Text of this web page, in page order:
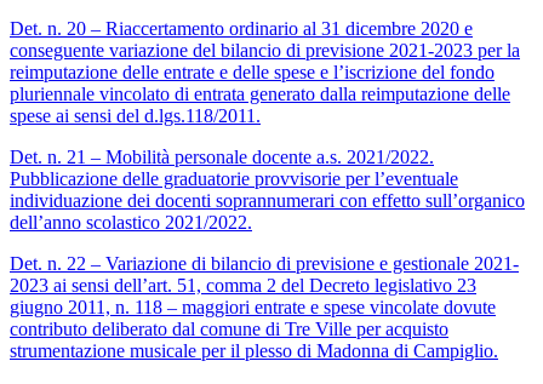
Det. n. 20 – Riaccertamento ordinario al 31 dicembre 2020 e
conseguente variazione del bilancio di previsione 2021-2023 per la
reimputazione delle entrate e delle spese e l’iscrizione del fondo
pluriennale vincolato di entrata generato dalla reimputazione delle
spese ai sensi del d.lgs.118/2011.
Det. n. 21 – Mobilità personale docente a.s. 2021/2022.
Pubblicazione delle graduatorie provvisorie per l’eventuale
individuazione dei docenti soprannumerari con effetto sull’organico
dell’anno scolastico 2021/2022.
Det. n. 22 – Variazione di bilancio di previsione e gestionale 2021-
2023 ai sensi dell’art. 51, comma 2 del Decreto legislativo 23
giugno 2011, n. 118 – maggiori entrate e spese vincolate dovute
contributo deliberato dal comune di Tre Ville per acquisto
strumentazione musicale per il plesso di Madonna di Campiglio.